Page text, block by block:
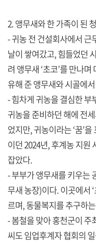
2. 앵무새와 한 가족이 된
- 귀농 전 건설회사에서 근
날이 쌓여갔고, 힘들었던
려 앵무새 ‘초코’를 만나
유해 준 앵무새와 시골에
- 힘차게 귀농을 결심한 부
귀농을 준비하던 해에 전
었지만, 귀농이라는 ‘꿈’
이던 2024년, 후계농 지원
잡았다.
- 부부가 앵무새를 키우는
무새 농장)이다. 이곳에서
르며, 동물복지를 추구하
- 봄철을 맞아 홍천군이 주
씨도 임업후계자 협회의